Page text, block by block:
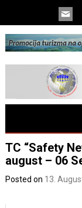
TC “Safety
august – 06
Posted on 13.